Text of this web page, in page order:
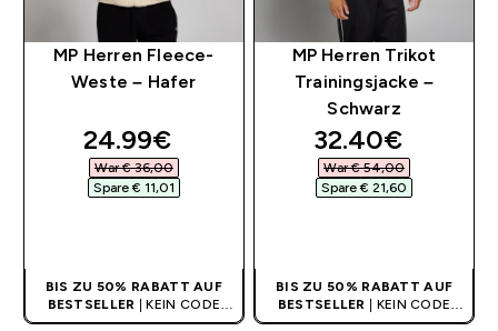
MP Herren Fleece-
Weste – Hafer
discounted price
24.99€‎
War € 36,00‎
Spare € 11,01‎
BIS ZU 50% RABATT AUF
BESTSELLER | KEIN CODE
BENÖTIGT
MP Herren Trikot
Trainingsjacke –
Schwarz
discounted
32.40€‎
War € 54,00‎
Spare € 21,60‎
BIS ZU 50% RABATT AUF
BESTSELLER | KEIN CODE
BENÖTIGT